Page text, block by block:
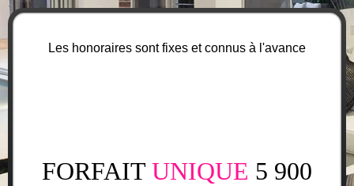
Les honoraires sont fixes et connus à l'avance
FORFAIT UNIQUE 5 900